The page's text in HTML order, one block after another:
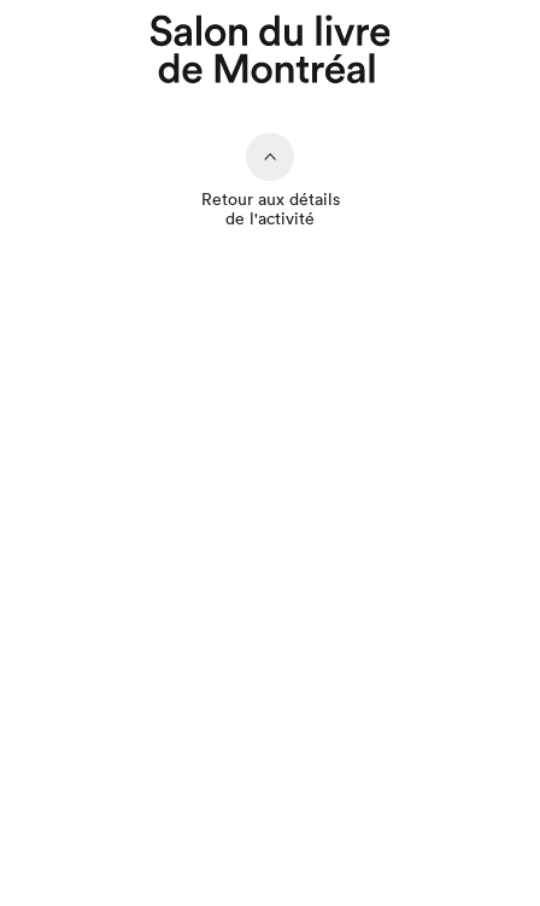
Que cherchez-vous?
Retour aux détails
de l'activité